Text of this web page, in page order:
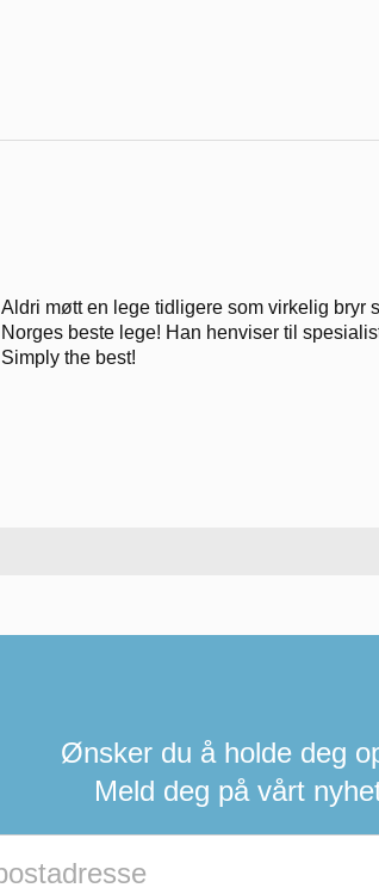
Aldri møtt en lege tidligere som virkelig bryr
Norges beste lege! Han henviser til
Simply the best!
Ønsker du å holde deg
Meld deg på vårt